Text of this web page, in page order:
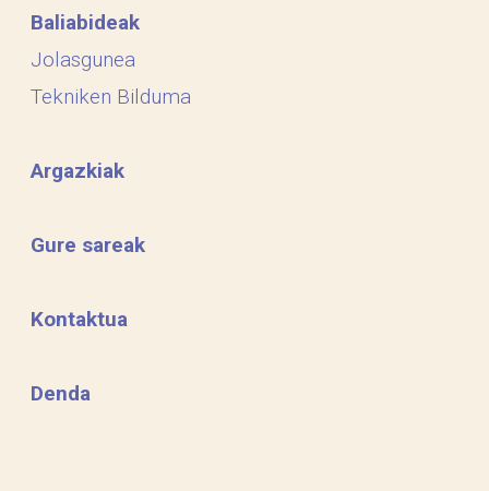
Baliabideak
Jolasgunea
Tekniken Bilduma
Argazkiak
Gure sareak
Kontaktua
Denda